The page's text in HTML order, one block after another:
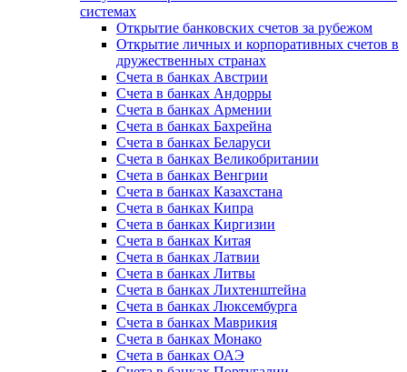
системах
Открытие банковских счетов за рубежом
Открытие личных и корпоративных счетов в
дружественных странах
Счета в банках Австрии
Счета в банках Андорры
Счета в банках Армении
Счета в банках Бахрейна
Счета в банках Беларуси
Счета в банках Великобритании
Счета в банках Венгрии
Счета в банках Казахстана
Счета в банках Кипра
Счета в банках Киргизии
Счета в банках Китая
Счета в банках Латвии
Счета в банках Литвы
Счета в банках Лихтенштейна
Счета в банках Люксембурга
Счета в банках Маврикия
Счета в банках Монако
Счета в банках ОАЭ